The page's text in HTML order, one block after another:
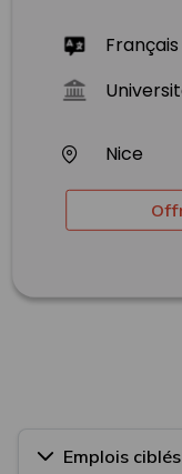
Français
Nice
Emplois ciblés